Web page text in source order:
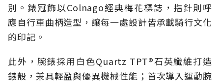
別。錶冠飾以Colnago經典梅花標誌，指針則呼
應自行車曲柄造型，讓每一處設計皆承載騎行文化
的印記。
此外，腕錶採用白色Quartz TPT®石英纖維打造
錶殼，兼具輕盈與優異機械性能；首次導入運動腕